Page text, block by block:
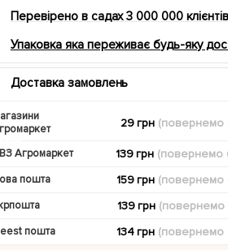
Перевірено в садах 3 000 000 клієнтів
Упаковка яка переживає будь-яку
Доставка замовлень
29 грн (повернемо
Агромаркет 139 грн (повернемо
пошта 159 грн (повернемо
139 грн (повернемо
пошта 134 грн (повернемо